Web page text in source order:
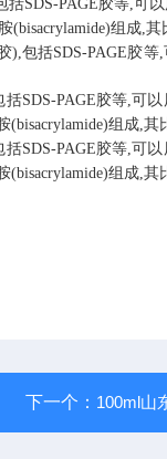
括SDS-PAGE胶等,可
组成,其
),包括SDS-PAGE胶等
SDS-PAGE胶等,可
组成,其
SDS-PAGE胶等,可
组成,其
下一个： 100ml山